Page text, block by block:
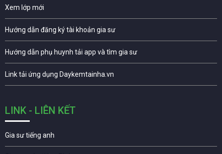
Xem lớp mới
Hướng dẫn đăng ký tài khoản gia sư
Hướng dẫn phụ huynh tải app và tìm gia sư
Link tải ứng dụng Daykemtainha.vn
LINK - LIÊN KẾT
Gia sư tiếng anh